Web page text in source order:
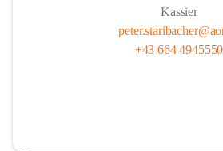
Kassier
+43 664 4945550